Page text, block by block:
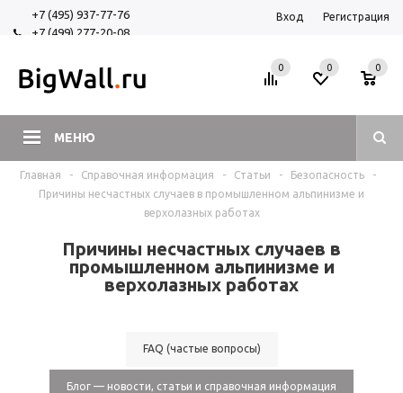
+7 (495) 937-77-76
+7 (499) 277-20-08
Вход Регистрация
МЕНЮ
0 0
0
Главная - Справочная информация - Статьи - Безопасность
-
Причины несчастных случаев в промышленном альпинизме и
верхолазных работах
Причины несчастных случаев в
промышленном альпинизме и
верхолазных работах
FAQ (частые вопросы)
Блог — новости, статьи и справочная информация